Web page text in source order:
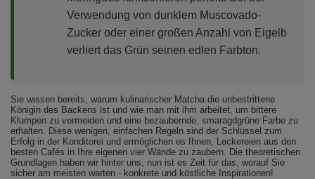
Verwendung von dunklem Muscovado-
Zucker oder einer großen Anzahl von Eigelb
verliert das Grün seinen edlen Farbton.
Sie wissen bereits, warum kulinarischer Matcha die unbestrittene
Königin des Backens ist und wie man mit ihm arbeitet, um bittere
Klumpen zu vermeiden und eine bezaubernde, smaragdgrüne Farbe zu
erhalten. Diese wenigen, einfachen Regeln sind der Schlüssel zum
Erfolg in der Konditorei und ermöglichen es Ihnen, Leckereien aus den
besten Cafés in Ihre eigenen vier Wände zu zaubern. Die theoretischen
Grundlagen haben wir hinter uns, nun ist es Zeit für das, worauf Sie
sicher am meisten warten - konkrete und köstliche Inspirationen!